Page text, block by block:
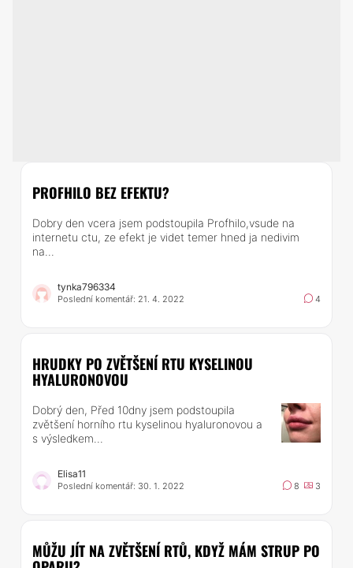
PROFHILO BEZ EFEKTU?
Dobry den vcera jsem podstoupila Profhilo,vsude na
internetu ctu, ze efekt je videt temer hned ja nedivim
na...
tynka796334
Poslední komentář: 21. 4. 2022 4
HRUDKY PO ZVĚTŠENÍ RTU KYSELINOU
HYALURONOVOU
Dobrý den, Před 10dny jsem podstoupila
zvětšení horního rtu kyselinou hyaluronovou a
s výsledkem...
Elisa11
Poslední komentář: 30. 1. 2022 8 3
MŮŽU JÍT NA ZVĚTŠENÍ RTŮ, KDYŽ MÁM STRUP PO